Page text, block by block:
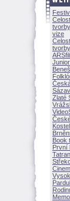
vize
Zlaté
Book
První